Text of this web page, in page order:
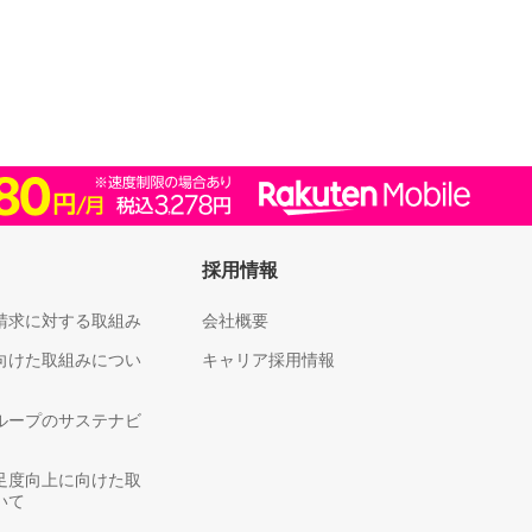
求に対する取組み
けた取組みについ
ープのサステナビ
度向上に向けた取
て
採用情報
会社概要
キャリア採用情報